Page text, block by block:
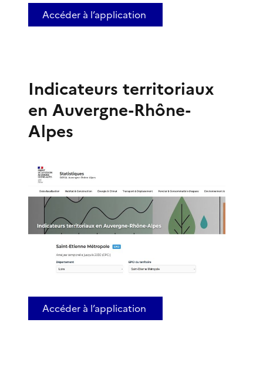
Accéder à l’application
Indicateurs territoriaux
en Auvergne-Rhône-
Alpes
Accéder à l’application